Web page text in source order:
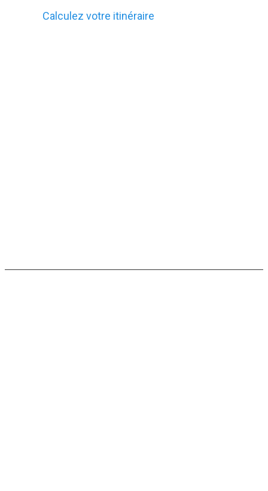
Calculez votre itinéraire